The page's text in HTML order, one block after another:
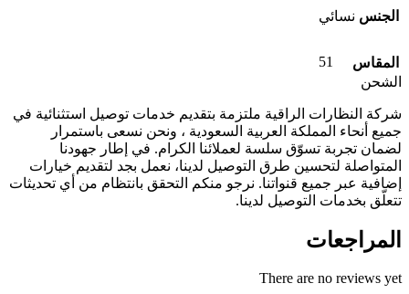
الجنس نسائي
المقاس
51
الشحن
شركة النظارات الراقية ملتزمة بتقديم خدمات توصيل استثنائية في
جميع أنحاء المملكة العربية السعودية ، ونحن نسعى باستمرار
لضمان تجربة تسوّق سلسة لعملائنا الكرام. في إطار جهودنا
المتواصلة لتحسين طرق التوصيل لدينا، نعمل بجد لتقديم خيارات
إضافية عبر جميع قنواتنا. نرجو منكم التحقق بانتظام من أي تحديثات
تتعلّق بخدمات التوصيل لدينا.
المراجعات
There are no reviews yet